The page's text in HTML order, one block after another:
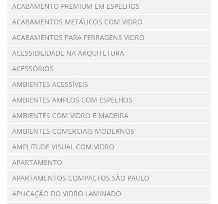
ACABAMENTO PREMIUM EM ESPELHOS
ACABAMENTOS METÁLICOS COM VIDRO
ACABAMENTOS PARA FERRAGENS VIDRO
ACESSIBILIDADE NA ARQUITETURA
ACESSÓRIOS
AMBIENTES ACESSÍVEIS
AMBIENTES AMPLOS COM ESPELHOS
AMBIENTES COM VIDRO E MADEIRA
AMBIENTES COMERCIAIS MODERNOS
AMPLITUDE VISUAL COM VIDRO
APARTAMENTO
APARTAMENTOS COMPACTOS SÃO PAULO
APLICAÇÃO DO VIDRO LAMINADO